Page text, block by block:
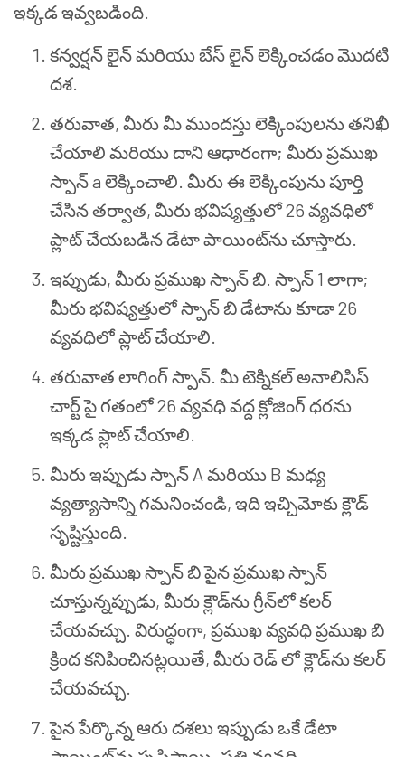
ఇక్కడ ఇవ్వబడింది.
కన్వర్షన్ లైన్ మరియు బేస్ లైన్ లెక్కించడం మొదటి
దశ.
తరువాత, మీరు మీ ముందస్తు లెక్కింపులను తనిఖీ
చేయాలి మరియు దాని ఆధారంగా; మీరు ప్రముఖ
స్పాన్ a లెక్కించాలి. మీరు ఈ లెక్కింపును పూర్తి
చేసిన తర్వాత, మీరు భవిష్యత్తులో 26 వ్యవధిలో
ప్లాట్ చేయబడిన డేటా పాయింట్‌ను చూస్తారు.
ఇప్పుడు, మీరు ప్రముఖ స్పాన్ బి. స్పాన్ 1 లాగా;
మీరు భవిష్యత్తులో స్పాన్ బి డేటాను కూడా 26
వ్యవధిలో ప్లాట్ చేయాలి.
తరువాత లాగింగ్ స్పాన్. మీ టెక్నికల్ అనాలిసిస్
చార్ట్ పై గతంలో 26 వ్యవధి వద్ద క్లోజింగ్ ధరను
ఇక్కడ ప్లాట్ చేయాలి.
మీరు ఇప్పుడు స్పాన్ A మరియు B మధ్య
వ్యత్యాసాన్ని గమనించండి, ఇది ఇచ్చిమోకు క్లౌడ్
సృష్టిస్తుంది.
మీరు ప్రముఖ స్పాన్ బి పైన ప్రముఖ స్పాన్
చూస్తున్నప్పుడు, మీరు క్లౌడ్‌ను గ్రీన్‌లో కలర్
చేయవచ్చు. విరుద్ధంగా, ప్రముఖ వ్యవధి ప్రముఖ బి
క్రింద కనిపించినట్లయితే, మీరు రెడ్ లో క్లౌడ్‌ను కలర్
చేయవచ్చు.
పైన పేర్కొన్న ఆరు దశలు ఇప్పుడు ఒకే డేటా